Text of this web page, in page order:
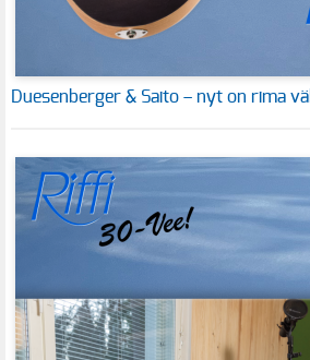
Duesenberger & Saito – nyt on rima